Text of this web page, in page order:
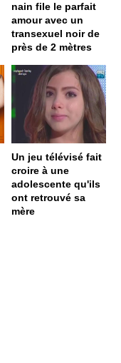
nain file le parfait
amour avec un
transexuel noir de
près de 2 mètres
Un jeu télévisé fait
croire à une
adolescente qu'ils
ont retrouvé sa
mère